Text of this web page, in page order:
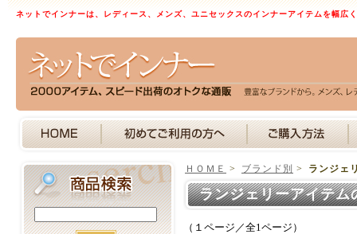
ネットでインナーは、レディース、メンズ、ユニセックスのインナーアイテムを幅広
ＨＯＭＥ > ブランド別 > ランジェ
ランジェリーアイテ
（１ページ／全1ページ）